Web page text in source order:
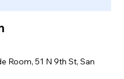
Room, 51 N 9th St, San